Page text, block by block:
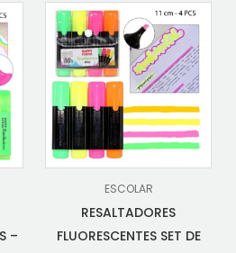
–
ESCOLAR
RESALTADORES
FLUORESCENTES SET DE